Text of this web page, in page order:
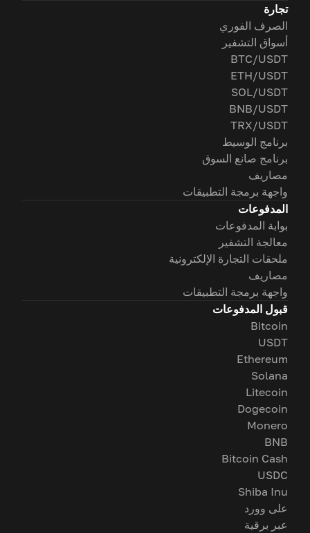
تجارة
الصرف الفوري
أسواق التشفير
BTC/USDT
ETH/USDT
SOL/USDT
BNB/USDT
TRX/USDT
برنامج الوسيط
برنامج صانع السوق
مصاريف
واجهة برمجة التطبيقات
المدفوعات
بوابة المدفوعات
معالجة التشفير
ملحقات التجارة الإلكترونية
مصاريف
واجهة برمجة التطبيقات
قبول المدفوعات
Bitcoin
USDT
Ethereum
Solana
Litecoin
Dogecoin
Monero
BNB
Bitcoin Cash
USDC
Shiba Inu
على وورد
عبر برقية